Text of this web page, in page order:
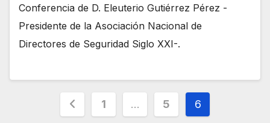
Conferencia de D. Eleuterio Gutiérrez Pérez -
Presidente de la Asociación Nacional de
Directores de Seguridad Siglo XXI-.
Paginación
1 … 5 6